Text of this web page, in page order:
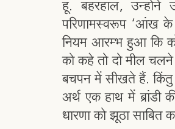
हूं. बहरहाल,
परिणामस्वरूप ‘आंख
नियम आरम्भ हुआ कि
को कहे तो दो मील
बचपन में सीखते हैं. किंतु
अर्थ एक हाथ में ब्रांडी
धारणा को झूठा साबित